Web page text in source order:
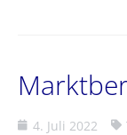
4. Juli 2022